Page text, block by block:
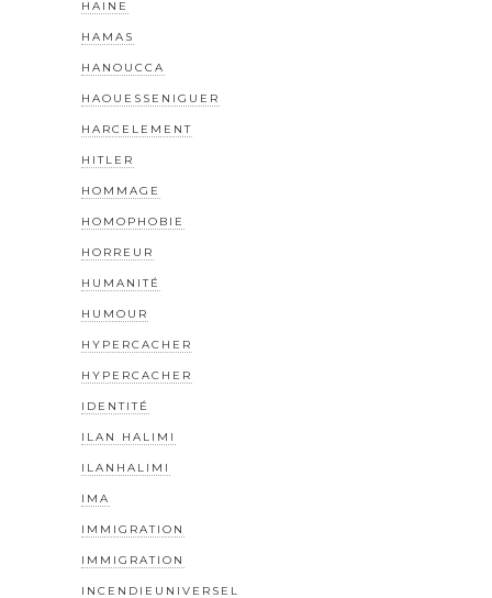
HAINE
HAMAS
HANOUCCA
HAOUESSENIGUER
HARCELEMENT
HITLER
HOMMAGE
HOMOPHOBIE
HORREUR
HUMANITÉ
HUMOUR
HYPERCACHER
HYPERCACHER
IDENTITÉ
ILAN HALIMI
ILANHALIMI
IMA
IMMIGRATION
IMMIGRATION
INCENDIEUNIVERSEL